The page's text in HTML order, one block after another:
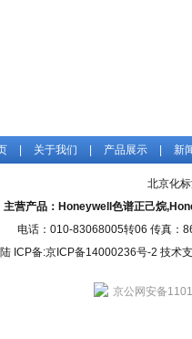
关于我们 产品展示 新
北京化
主营产品：Honeywell色谱正己烷
电话：010-83068005转06 传真：
ICP备:京ICP备14000236号-2 技术
京公网安备